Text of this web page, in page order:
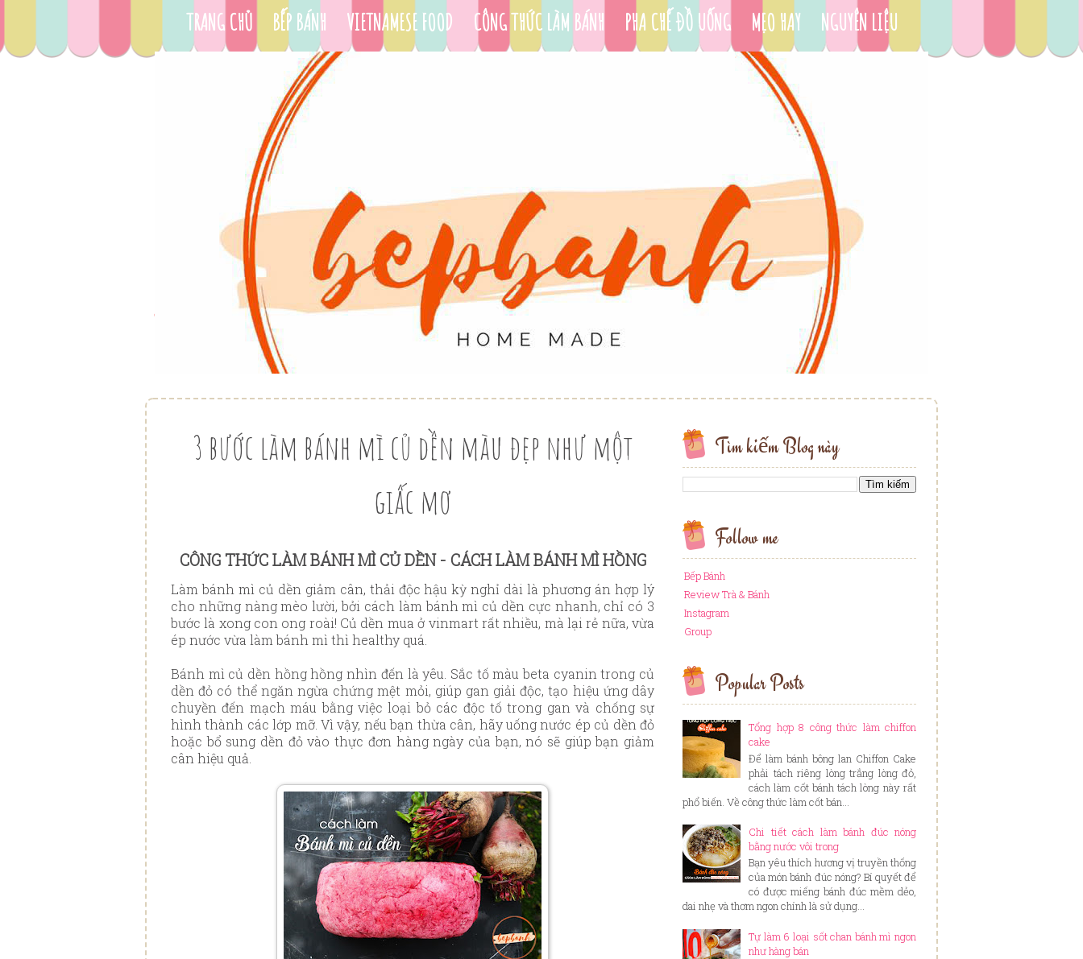
TRANG CHỦ BẾP BÁNH VIETNAMESE FOOD CÔNG THỨC LÀM BÁNH PHA CHẾ ĐỒ UỐNG MẸO HAY
NGUYÊN LIỆU
3 bước làm bánh mì củ dền màu đẹp như một
giấc mơ
CÔNG THỨC LÀM BÁNH MÌ CỦ DỀN - CÁCH LÀM BÁNH MÌ HỒNG
Làm bánh mì củ dền giảm cân, thải độc hậu kỳ nghỉ dài là phương án hợp lý
cho những nàng mèo lười, bởi cách làm bánh mì củ dền cực nhanh, chỉ có 3
bước là xong con ong roài! Củ dền mua ở vinmart rất nhiều, mà lại rẻ nữa, vừa
ép nước vừa làm bánh mì thì healthy quá.
Bánh mì củ dền hồng hồng nhìn đến là yêu. Sắc tố màu beta cyanin trong củ
dền đỏ có thể ngăn ngừa chứng mệt mỏi, giúp gan giải độc, tạo hiệu ứng dây
chuyền đến mạch máu bằng việc loại bỏ các độc tố trong gan và chống sự
hình thành các lớp mỡ. Vì vậy, nếu bạn thừa cân, hãy uống nước ép củ dền đỏ
hoặc bổ sung dền đỏ vào thực đơn hàng ngày của bạn, nó sẽ giúp bạn giảm
cân hiệu quả.
Tìm kiếm Blog này
Follow me
Bếp Bánh
Review Trà & Bánh
Instagram
Group
Popular Posts
Tổng hợp 8 công thức làm chiffon
cake
Để làm bánh bông lan Chiffon Cake
phải tách riêng lòng trắng lòng đỏ,
cách làm cốt bánh tách lòng này rất
phổ biến. Về công thức làm cốt bán...
Chi tiết cách làm bánh đúc nóng
bằng nước vôi trong
Bạn yêu thích hương vị truyền thống
của món bánh đúc nóng? Bí quyết để
có được miếng bánh đúc mềm dẻo,
dai nhẹ và thơm ngon chính là sử dụng...
Tự làm 6 loại sốt chan bánh mì ngon
như hàng bán